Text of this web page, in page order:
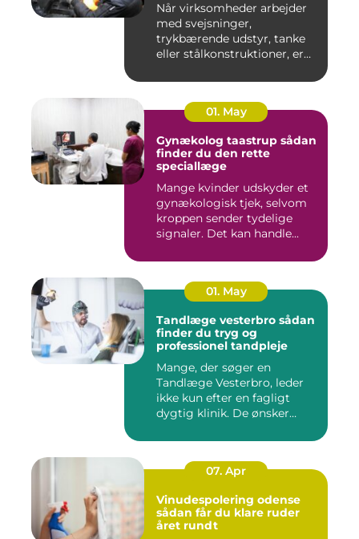
Når virksomheder arbejder
med svejsninger,
trykbærende udstyr, tanke
eller stålkonstruktioner, er
01. May
Gynækolog taastrup sådan
finder du den rette
speciallæge
Mange kvinder udskyder et
gynækologisk tjek, selvom
kroppen sender tydelige
signaler. Det kan handle...
01. May
Tandlæge vesterbro sådan
finder du tryg og
professionel tandpleje
Mange, der søger en
Tandlæge Vesterbro, leder
ikke kun efter en fagligt
dygtig klinik. De ønsker
07. Apr
Vinudespolering odense
sådan får du klare ruder
året rundt